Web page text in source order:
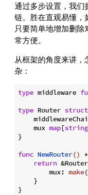
通过多步设置，我们
链。胜在直观易懂，
只要简单地增加删除
常方便。
从框架的角度来讲，
杂：
type middleware
type Router struct
    mux
map[string
}
func NewRouter() *
return
        mux:
make(
    }
}